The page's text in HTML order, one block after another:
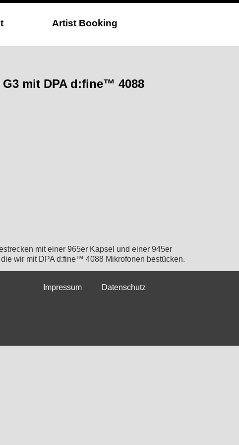
Artist Booking
mit DPA d:fine™ 4088
mit einer 965er Kapsel und einer 945er
wir mit DPA d:fine™ 4088 Mikrofonen bestücken.
Impressum Datenschutz